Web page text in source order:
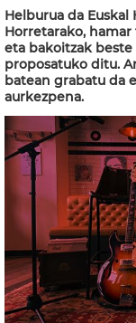
Helburua da Euskal
Horretarako,
eta bakoitzak
proposatuko ditu.
batean grabatu da
aurkezpena.